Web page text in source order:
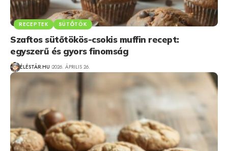
RECEPTEK SÜTŐTÖK
Szaftos sütőtökös-csokis muffin recept:
egyszerű és gyors finomság
ÉLÉSTÁR.HU 2026. ÁPRILIS 26.